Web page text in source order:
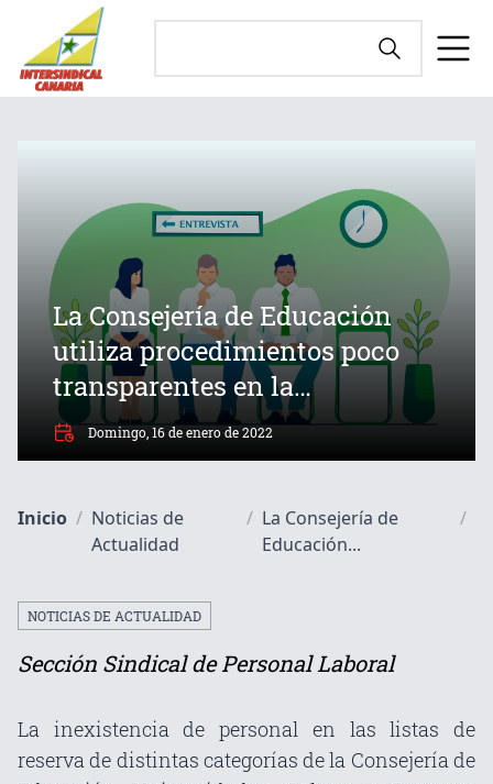
La Consejería de Educación
utiliza procedimientos poco
transparentes en la
contratación de personal
laboral
Domingo, 16 de enero de 2022
Inicio / Noticias de
Actualidad
/ La Consejería de
Educación...
/
NOTICIAS DE ACTUALIDAD
Sección Sindical de Personal Laboral
La inexistencia de personal en las listas de
reserva de distintas categorías de la Consejería de